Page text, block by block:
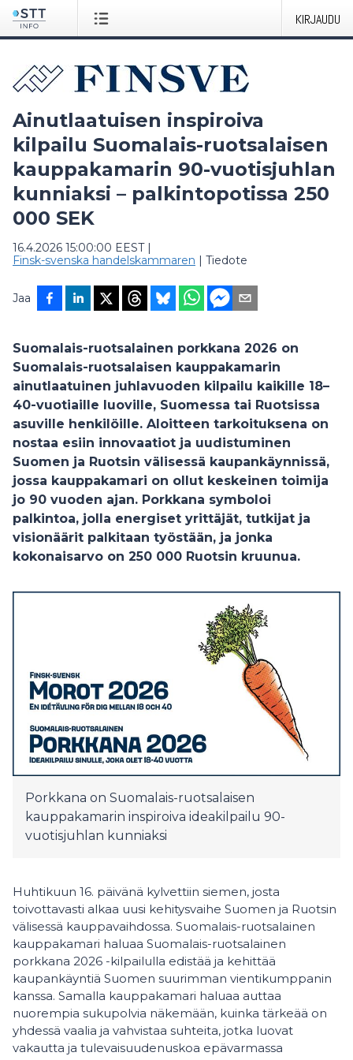
KIRJAUDU
Ainutlaatuisen inspiroiva
kilpailu Suomalais-ruotsalaisen
kauppakamarin 90-vuotisjuhlan
kunniaksi – palkintopotissa 250
000 SEK
16.4.2026 15:00:00 EEST|
Finsk-svenska handelskammaren | Tiedote
Jaa
Suomalais-ruotsalainen porkkana 2026 on
Suomalais-ruotsalaisen kauppakamarin
ainutlaatuinen juhlavuoden kilpailu kaikille 18–
40-vuotiaille luoville, Suomessa tai Ruotsissa
asuville henkilöille. Aloitteen tarkoituksena on
nostaa esiin innovaatiot ja uudistuminen
Suomen ja Ruotsin välisessä kaupankäynnissä,
jossa kauppakamari on ollut keskeinen toimija
jo 90 vuoden ajan. Porkkana symboloi
palkintoa, jolla energiset yrittäjät, tutkijat ja
visionäärit palkitaan työstään, ja jonka
kokonaisarvo on 250 000 Ruotsin kruunua.
Porkkana on Suomalais-ruotsalaisen
kauppakamarin inspiroiva ideakilpailu 90-
vuotisjuhlan kunniaksi
Huhtikuun 16. päivänä kylvettiin siemen, josta
toivottavasti alkaa uusi kehitysvaihe Suomen ja Ruotsin
välisessä kauppavaihdossa. Suomalais-ruotsalainen
kauppakamari haluaa Suomalais-ruotsalainen
porkkana 2026 -kilpailulla edistää ja kehittää
kaupankäyntiä Suomen suurimman vientikumppanin
kanssa. Samalla kauppakamari haluaa auttaa
nuorempia sukupolvia näkemään, kuinka tärkeää on
yhdessä vaalia ja vahvistaa suhteita, jotka luovat
vakautta ja tulevaisuudenuskoa epävarmassa